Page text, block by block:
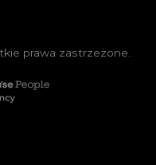
prawa zastrzeżone.